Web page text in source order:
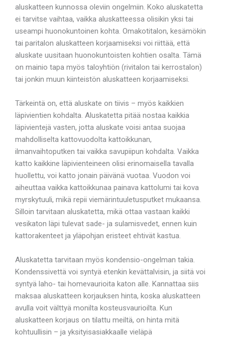
aluskatteen kunnossa oleviin ongelmiin. Koko aluskatetta
ei tarvitse vaihtaa, vaikka aluskatteessa olisikin yksi tai
useampi huonokuntoinen kohta. Omakotitalon, kesämökin
tai paritalon aluskatteen korjaamiseksi voi riittää, että
aluskate uusitaan huonokuntoisten kohtien osalta. Tämä
on mainio tapa myös taloyhtiön (rivitalon tai kerrostalon)
tai jonkin muun kiinteistön aluskatteen korjaamiseksi.
Tärkeintä on, että aluskate on tiivis – myös kaikkien
läpivientien kohdalta. Aluskatetta pitää nostaa kaikkia
läpivientejä vasten, jotta aluskate voisi antaa suojaa
mahdolliselta kattovuodolta kattoikkunan,
ilmanvaihtoputken tai vaikka savupiipun kohdalta. Vaikka
katto kaikkine läpivienteineen olisi erinomaisella tavalla
huollettu, voi katto jonain päivänä vuotaa. Vuodon voi
aiheuttaa vaikka kattoikkunaa painava kattolumi tai kova
myrskytuuli, mikä repii viemärintuuletusputket mukaansa.
Silloin tarvitaan aluskatetta, mikä ottaa vastaan kaikki
vesikaton läpi tulevat sade- ja sulamisvedet, ennen kuin
kattorakenteet ja yläpohjan eristeet ehtivät kastua.
Aluskatetta tarvitaan myös kondensio-ongelman takia.
Kondenssivettä voi syntyä etenkin kevättalvisin, ja siitä voi
syntyä laho- tai homevaurioita katon alle. Kannattaa siis
maksaa aluskatteen korjauksen hinta, koska aluskatteen
avulla voit välttyä monilta kosteusvaurioilta. Kun
aluskatteen korjaus on tilattu meiltä, on hinta mitä
kohtuullisin – ja yksityisasiakkaalle vieläpä